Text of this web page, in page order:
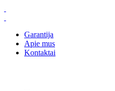
Garantija
Apie mus
Kontaktai